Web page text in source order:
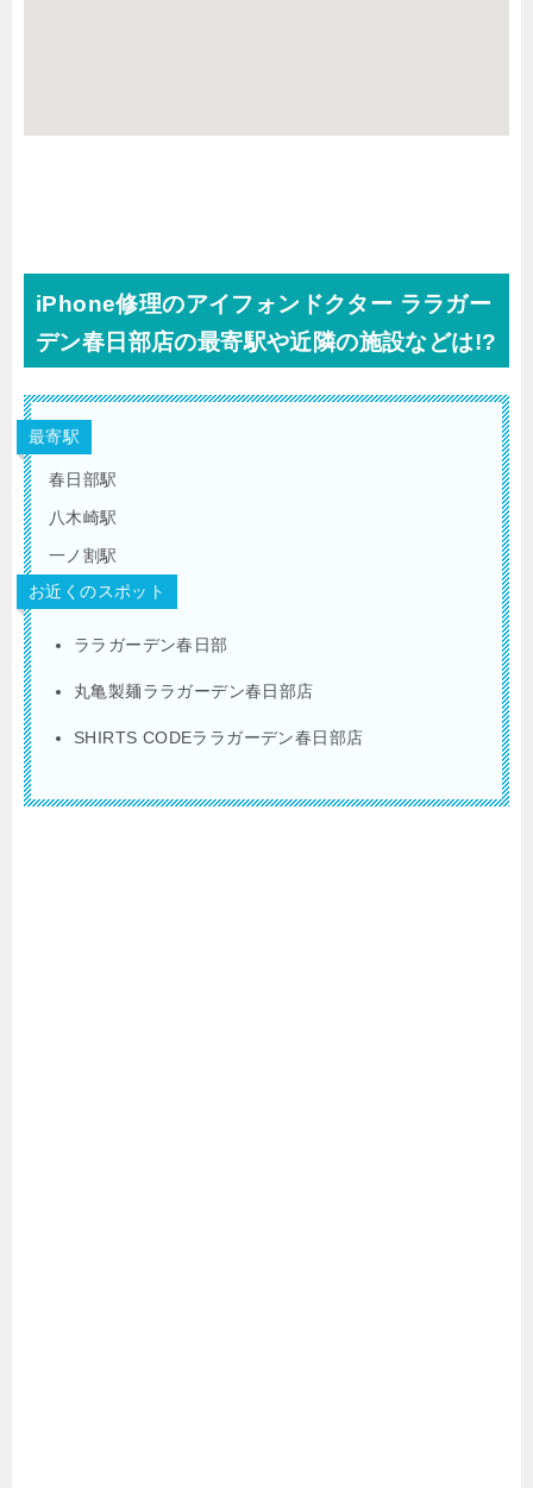
iPhone修理のアイフォンドクター ララガー
デン春日部店の最寄駅や近隣の施設などは!?
最寄駅
春日部駅
八木崎駅
一ノ割駅
お近くのスポット
ララガーデン春日部
丸亀製麺ララガーデン春日部店
SHIRTS CODEララガーデン春日部店